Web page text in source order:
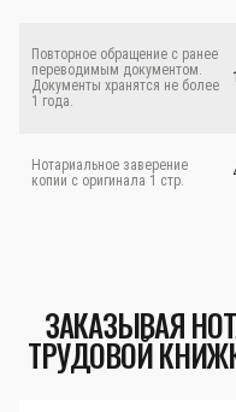
Повторное обращение с ранее
переводимым документом.
Документы хранятся не более
1 года.
Нотариальное заверение
копии с оригинала 1 стр.
ЗАКАЗЫВАЯ
ТРУДОВОЙ